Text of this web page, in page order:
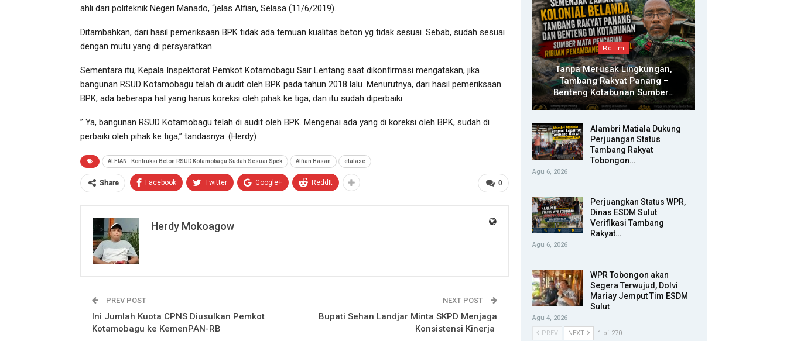
ahli dari politeknik Negeri Manado, “jelas Alfian, Selasa (11/6/2019).
Ditambahkan, dari hasil pemeriksaan BPK tidak ada temuan kualitas beton yg tidak sesuai. Sebab, sudah sesuai
dengan mutu yang di persyaratkan.
Sementara itu, Kepala Inspektorat Pemkot Kotamobagu Sair Lentang saat dikonfirmasi mengatakan, jika
bangunan RSUD Kotamobagu telah di audit oleh BPK pada tahun 2018 lalu. Menurutnya, dari hasil pemeriksaan
BPK, ada beberapa hal yang harus koreksi oleh pihak ke tiga, dan itu sudah diperbaiki.
” Ya, bangunan RSUD Kotamobagu telah di audit oleh BPK. Mengenai ada yang di koreksi oleh BPK, sudah di
perbaiki oleh pihak ke tiga,” tandasnya. (Herdy)
ALFIAN : Kontruksi Beton RSUD Kotamobagu Sudah Sesuai Spek Alfian Hasan etalase
0
Share Facebook Twitter Google+ ReddIt
Herdy Mokoagow
PREV POST
Ini Jumlah Kuota CPNS Diusulkan Pemkot
Kotamobagu ke KemenPAN-RB
NEXT POST
Bupati Sehan Landjar Minta SKPD Menjaga
Konsistensi Kinerja
Boltim
Tanpa Merusak Lingkungan,
Tambang Rakyat Panang –
Benteng Kotabunan Sumber…
Alambri Matiala Dukung
Perjuangan Status
Tambang Rakyat
Tobongon…
Agu 6, 2026
Perjuangkan Status WPR,
Dinas ESDM Sulut
Verifikasi Tambang
Rakyat…
Agu 6, 2026
WPR Tobongon akan
Segera Terwujud, Dolvi
Mariay Jemput Tim ESDM
Sulut
Agu 4, 2026
PREV
NEXT 1 of 270